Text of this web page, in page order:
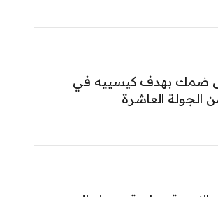
ضمك بهدف كيسييه في
الجولة العاشرة